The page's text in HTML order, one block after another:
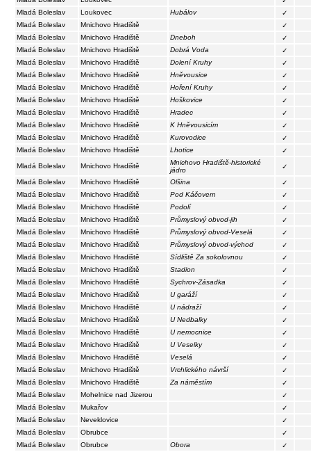
Mladá Boleslav
Loukovec Hubálov
✓
Mladá Boleslav
Mnichovo Hradiště
✓
Mladá Boleslav
Mnichovo Hradiště Dneboh
✓
Mladá Boleslav
Mnichovo Hradiště Dobrá Voda
✓
Mladá Boleslav
Mnichovo Hradiště Dolení Kruhy
✓
Mladá Boleslav
Mnichovo Hradiště Hněvousice
✓
Mladá Boleslav
Mnichovo Hradiště Hoření Kruhy
✓
Mladá Boleslav
Mnichovo Hradiště Hoškovice
✓
Mladá Boleslav
Mnichovo Hradiště Hradec
✓
Mladá Boleslav
Mnichovo Hradiště K Hněvousicím
✓
Mladá Boleslav
Mnichovo Hradiště Kurovodice
✓
Mladá Boleslav
Mnichovo Hradiště Lhotice
✓
Mladá Boleslav
Mnichovo Hradiště
Mnichovo Hradiště-historické
jádro
✓
Mladá Boleslav
Mnichovo Hradiště Olšina
✓
Mladá Boleslav
Mnichovo Hradiště Pod Káčovem
✓
Mladá Boleslav
Mnichovo Hradiště Podolí
✓
Mladá Boleslav
Mnichovo Hradiště Průmyslový obvod-jih
✓
Mladá Boleslav
Mnichovo Hradiště Průmyslový obvod-Veselá
✓
Mladá Boleslav
Mnichovo Hradiště Průmyslový obvod-východ
✓
Mladá Boleslav
Mnichovo Hradiště Sídliště Za sokolovnou
✓
Mladá Boleslav
Mnichovo Hradiště Stadion
✓
Mladá Boleslav
Mnichovo Hradiště Sychrov-Zásadka
✓
Mladá Boleslav
Mnichovo Hradiště U garáží
✓
Mladá Boleslav
Mnichovo Hradiště U nádraží
✓
Mladá Boleslav
Mnichovo Hradiště U Nedbalky
✓
Mladá Boleslav
Mnichovo Hradiště U nemocnice
✓
Mladá Boleslav
Mnichovo Hradiště U Veselky
✓
Mladá Boleslav
Mnichovo Hradiště Veselá
✓
Mladá Boleslav
Mnichovo Hradiště Vrchlického návrší
✓
Mladá Boleslav
Mnichovo Hradiště Za náměstím
✓
Mladá Boleslav
Mohelnice nad Jizerou
✓
Mladá Boleslav
Mukařov
✓
Mladá Boleslav
Neveklovice
✓
Mladá Boleslav
Obrubce
✓
Mladá Boleslav
Obrubce Obora
✓